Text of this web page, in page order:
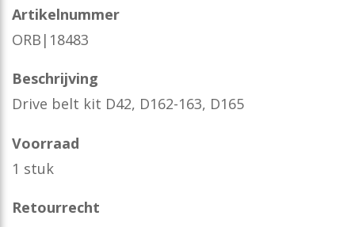
Artikelnummer
ORB|18483
Beschrijving
Drive belt kit D42, D162-163, D165
Voorraad
1 stuk
Retourrecht